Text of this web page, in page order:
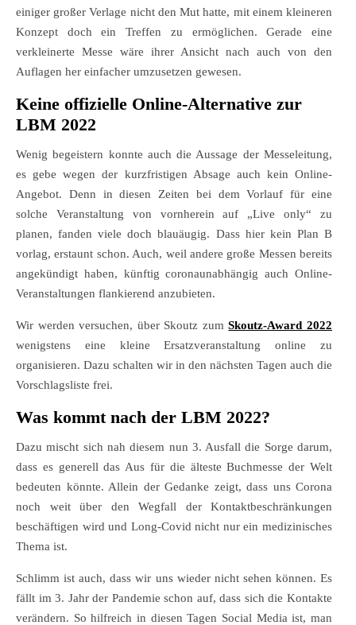
einiger großer Verlage nicht den Mut hatte, mit einem kleineren
Konzept doch ein Treffen zu ermöglichen. Gerade eine
verkleinerte Messe wäre ihrer Ansicht nach auch von den
Auflagen her einfacher umzusetzen gewesen.
Keine offizielle Online-Alternative zur
LBM 2022
Wenig begeistern konnte auch die Aussage der Messeleitung,
es gebe wegen der kurzfristigen Absage auch kein Online-
Angebot. Denn in diesen Zeiten bei dem Vorlauf für eine
solche Veranstaltung von vornherein auf „Live only“ zu
planen, fanden viele doch blauäugig. Dass hier kein Plan B
vorlag, erstaunt schon. Auch, weil andere große Messen bereits
angekündigt haben, künftig coronaunabhängig auch Online-
Veranstaltungen flankierend anzubieten.
Wir werden versuchen, über Skoutz zumSkoutz-Award 2022
wenigstens eine kleine Ersatzveranstaltung online zu
organisieren. Dazu schalten wir in den nächsten Tagen auch die
Vorschlagsliste frei.
Was kommt nach der LBM 2022?
Dazu mischt sich nah diesem nun 3. Ausfall die Sorge darum,
dass es generell das Aus für die älteste Buchmesse der Welt
bedeuten könnte. Allein der Gedanke zeigt, dass uns Corona
noch weit über den Wegfall der Kontaktbeschränkungen
beschäftigen wird und Long-Covid nicht nur ein medizinisches
Thema ist.
Schlimm ist auch, dass wir uns wieder nicht sehen können. Es
fällt im 3. Jahr der Pandemie schon auf, dass sich die Kontakte
verändern. So hilfreich in diesen Tagen Social Media ist, man